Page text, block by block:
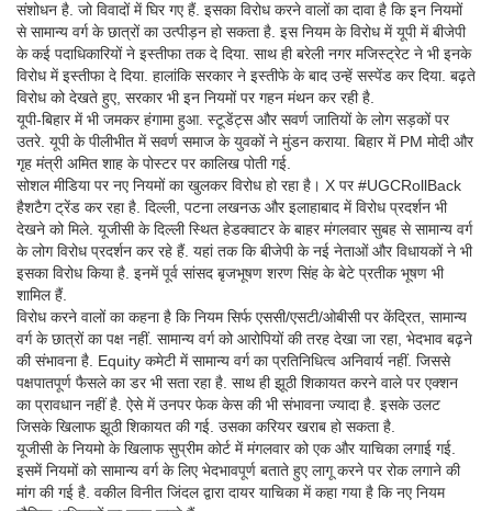
संशोधन है. जो विवादों में घिर गए हैं. इसका विरोध करने वालों का दावा है कि इन नियमों
से सामान्य वर्ग के छात्रों का उत्पीड़न हो सकता है. इस नियम के विरोध में यूपी में बीजेपी
के कई पदाधिकारियों ने इस्तीफा तक दे दिया. साथ ही बरेली नगर मजिस्ट्रेट ने भी इनके
विरोध में इस्तीफा दे दिया. हालांकि सरकार ने इस्तीफे के बाद उन्हें सस्पेंड कर दिया. बढ़ते
विरोध को देखते हुए, सरकार भी इन नियमों पर गहन मंथन कर रही है.
यूपी-बिहार में भी जमकर हंगामा हुआ. स्टूडेंट्स और सवर्ण जातियों के लोग सड़कों पर
उतरे. यूपी के पीलीभीत में सवर्ण समाज के युवकों ने मुंडन कराया. बिहार में PM मोदी और
गृह मंत्री अमित शाह के पोस्टर पर कालिख पोती गई.
सोशल मीडिया पर नए नियमों का खुलकर विरोध हो रहा है। X पर #UGCRollBack
हैशटैग ट्रेंड कर रहा है. दिल्ली, पटना लखनऊ और इलाहाबाद में विरोध प्रदर्शन भी
देखने को मिले. यूजीसी के दिल्ली स्थित हेडक्वाटर के बाहर मंगलवार सुबह से सामान्य वर्ग
के लोग विरोध प्रदर्शन कर रहे हैं. यहां तक कि बीजेपी के नई नेताओं और विधायकों ने भी
इसका विरोध किया है. इनमें पूर्व सांसद बृजभूषण शरण सिंह के बेटे प्रतीक भूषण भी
शामिल हैं.
विरोध करने वालों का कहना है कि नियम सिर्फ एससी/एसटी/ओबीसी पर केंद्रित, सामान्य
वर्ग के छात्रों का पक्ष नहीं. सामान्य वर्ग को आरोपियों की तरह देखा जा रहा, भेदभाव बढ़ने
की संभावना है. Equity कमेटी में सामान्य वर्ग का प्रतिनिधित्व अनिवार्य नहीं. जिससे
पक्षपातपूर्ण फैसले का डर भी सता रहा है. साथ ही झूठी श‍िकायत करने वाले पर एक्‍शन
का प्रावधान नहीं है. ऐसे में उनपर फेक केस की भी संभावना ज्यादा है. इसके उलट
ज‍िसके ख‍िलाफ झूठी श‍िकायत की गई. उसका करियर खराब हो सकता है.
यूजीसी के नियमो के खिलाफ सुप्रीम कोर्ट में मंगलवार को एक और याचिका लगाई गई.
इसमें नियमों को सामान्य वर्ग के लिए भेदभावपूर्ण बताते हुए लागू करने पर रोक लगाने की
मांग की गई है. वकील विनीत जिंदल द्वारा दायर याचिका में कहा गया है कि नए नियम